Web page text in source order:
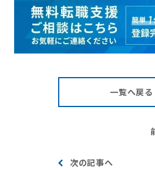
一覧へ戻る
次の記事へ